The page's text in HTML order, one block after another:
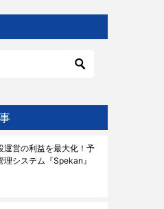
運営の利益を最大化！予
理システム『Spekan』